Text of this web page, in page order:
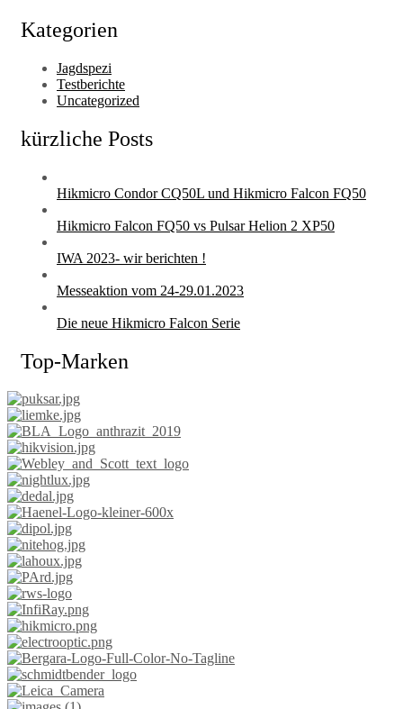
Kategorien
Jagdspezi
Testberichte
Uncategorized
kürzliche Posts
Hikmicro Condor CQ50L und Hikmicro Falcon FQ50
Hikmicro Falcon FQ50 vs Pulsar Helion 2 XP50
IWA 2023- wir berichten !
Messeaktion vom 24-29.01.2023
Die neue Hikmicro Falcon Serie
Top-Marken